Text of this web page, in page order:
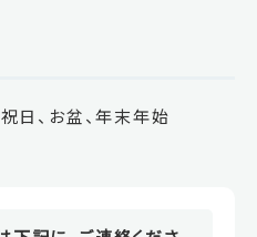
日、お盆、年末年始